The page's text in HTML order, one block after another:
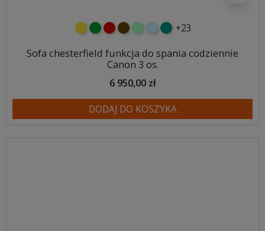
żółtyzielonyczerwony
czekoladowy
miętowybłękitny
turkusowy
+23
Sofa chesterfield funkcja do spania codziennie
Canon 3 os.
6 950,00 zł
DODAJ DO KOSZYKA